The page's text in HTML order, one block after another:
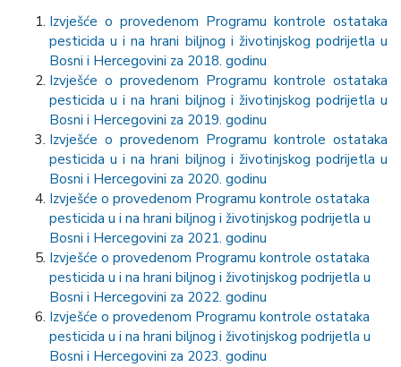
Izvješće o provedenom Programu kontrole ostataka
pesticida u i na hrani biljnog i životinjskog podrijetla u
Bosni i Hercegovini za 2018. godinu
Izvješće o provedenom Programu kontrole ostataka
pesticida u i na hrani biljnog i životinjskog podrijetla u
Bosni i Hercegovini za 2019. godinu
Izvješće o provedenom Programu kontrole ostataka
pesticida u i na hrani biljnog i životinjskog podrijetla u
Bosni i Hercegovini za 2020. godinu
Izvješće o provedenom Programu kontrole ostataka
pesticida u i na hrani biljnog i životinjskog podrijetla u
Bosni i Hercegovini za 2021. godinu
Izvješće o provedenom Programu kontrole ostataka
pesticida u i na hrani biljnog i životinjskog podrijetla u
Bosni i Hercegovini za 2022. godinu
Izvješće o provedenom Programu kontrole ostataka
pesticida u i na hrani biljnog i životinjskog podrijetla u
Bosni i Hercegovini za 2023. godinu